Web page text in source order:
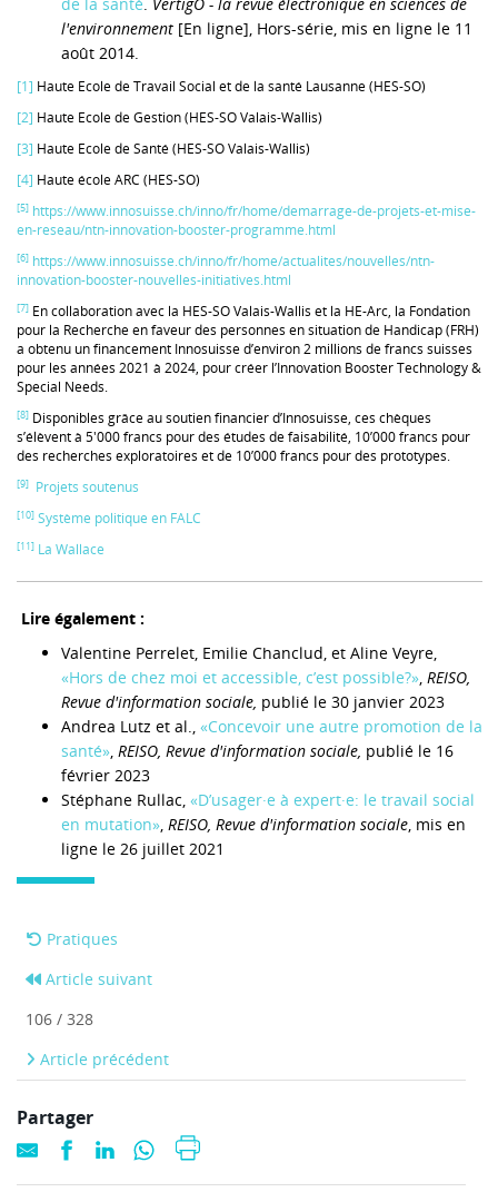
l'environnement [En ligne], Hors-série, mis en ligne le 11
août 2014.
[1] Haute Ecole de Travail Social et de la santé Lausanne (HES-SO)
[2] Haute Ecole de Gestion (HES-SO Valais-Wallis)
[3] Haute Ecole de Santé (HES-SO Valais-Wallis)
[4] Haute école ARC (HES-SO)
[5] https://www.innosuisse.ch/inno/fr/home/demarrage-de-projets-et-mise-
en-reseau/ntn-innovation-booster-programme.html
[6] https://www.innosuisse.ch/inno/fr/home/actualites/nouvelles/ntn-
innovation-booster-nouvelles-initiatives.html
[7] En collaboration avec la HES-SO Valais-Wallis et la HE-Arc, la Fondation
pour la Recherche en faveur des personnes en situation de Handicap (FRH)
a obtenu un financement Innosuisse d’environ 2 millions de francs suisses
pour les années 2021 à 2024, pour créer l’Innovation Booster Technology &
Special Needs.
[8] Disponibles grâce au soutien financier d’Innosuisse, ces chèques
s’élèvent à 5'000 francs pour des études de faisabilité, 10’000 francs pour
des recherches exploratoires et de 10’000 francs pour des prototypes.
[9] Projets soutenus
[10] Système politique en FALC
[11] La Wallace
Lire également :
Valentine Perrelet, Emilie Chanclud, et Aline Veyre,
«Hors de chez moi et accessible, c’est possible?», REISO,
Revue d'information sociale, publié le 30 janvier 2023
Andrea Lutz et al., «Concevoir une autre promotion de la
santé», REISO, Revue d'information sociale, publié le 16
février 2023
Stéphane Rullac, «D’usager·e à expert·e: le travail social
en mutation», REISO, Revue d'information sociale, mis en
ligne le 26 juillet 2021
Pratiques
Article suivant
106 / 328
Article précédent
Partager